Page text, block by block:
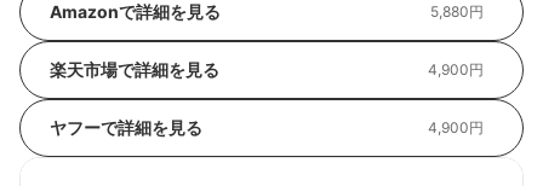
Amazonで詳細を見る 5,880円
楽天市場で詳細を見る 4,900円
ヤフーで詳細を見る 4,900円